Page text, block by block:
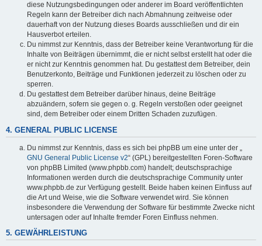
diese Nutzungsbedingungen oder anderer im Board veröffentlichten
Regeln kann der Betreiber dich nach Abmahnung zeitweise oder
dauerhaft von der Nutzung dieses Boards ausschließen und dir ein
Hausverbot erteilen.
Du nimmst zur Kenntnis, dass der Betreiber keine Verantwortung für die
Inhalte von Beiträgen übernimmt, die er nicht selbst erstellt hat oder die
er nicht zur Kenntnis genommen hat. Du gestattest dem Betreiber, dein
Benutzerkonto, Beiträge und Funktionen jederzeit zu löschen oder zu
sperren.
Du gestattest dem Betreiber darüber hinaus, deine Beiträge
abzuändern, sofern sie gegen o. g. Regeln verstoßen oder geeignet
sind, dem Betreiber oder einem Dritten Schaden zuzufügen.
4. GENERAL PUBLIC LICENSE
Du nimmst zur Kenntnis, dass es sich bei phpBB um eine unter der „
GNU General Public License v2“ (GPL) bereitgestellten Foren-Software
von phpBB Limited (www.phpbb.com) handelt; deutschsprachige
Informationen werden durch die deutschsprachige Community unter
www.phpbb.de zur Verfügung gestellt. Beide haben keinen Einfluss auf
die Art und Weise, wie die Software verwendet wird. Sie können
insbesondere die Verwendung der Software für bestimmte Zwecke nicht
untersagen oder auf Inhalte fremder Foren Einfluss nehmen.
5. GEWÄHRLEISTUNG